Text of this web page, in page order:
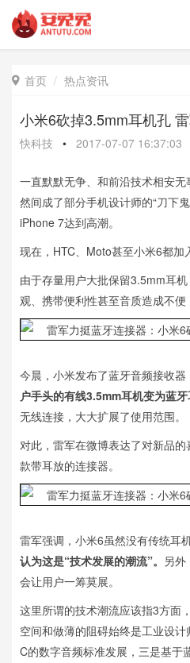
 首页 热点资讯
小米6砍掉3.5mm耳机孔
快科技 • 2017-07-07 16:37:03
一直默默无争、和前沿技术相安
然间成了部分手机设计师的“刀下
iPhone 7达到高潮。
现在，HTC、Moto甚至小米6都加
由于存量用户大批保留3.5mm耳
观、携带便利性甚至音质造成不便
今晨，小米发布了蓝牙音频接收器
户手头的有线3.5mm耳机变为蓝
无线连接，大大扩展了使用范围。
对此，雷军在微博表达了对新品
款带耳放的连接器。
雷军强调，小米6虽然没有传统耳
认为这是“技术发展的潮流”。 另
会让用户一筹莫展。
这里所谓的技术潮流应该指3方面
空间和做薄的阻碍始终是工业设
C的数字音频标准发展，三是基于